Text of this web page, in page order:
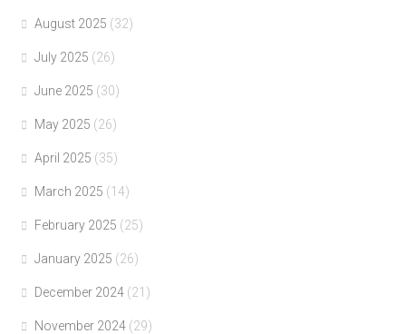
August 2025 (32)
July 2025 (26)
June 2025 (30)
May 2025 (26)
April 2025 (35)
March 2025 (14)
February 2025 (25)
January 2025 (26)
December 2024 (21)
November 2024 (29)